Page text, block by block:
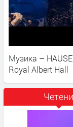
Музика –
Royal Albert Hall
Четени